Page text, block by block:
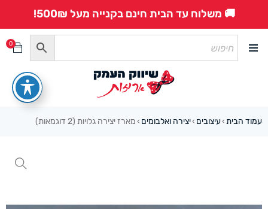
🚚 משלוח עד הבית חינם בקנייה מעל 500₪!
0
עמוד הבית ›עיצובים ›יצירה ואלבומים › מארז יצירה גלויות (2 דוגמאות)